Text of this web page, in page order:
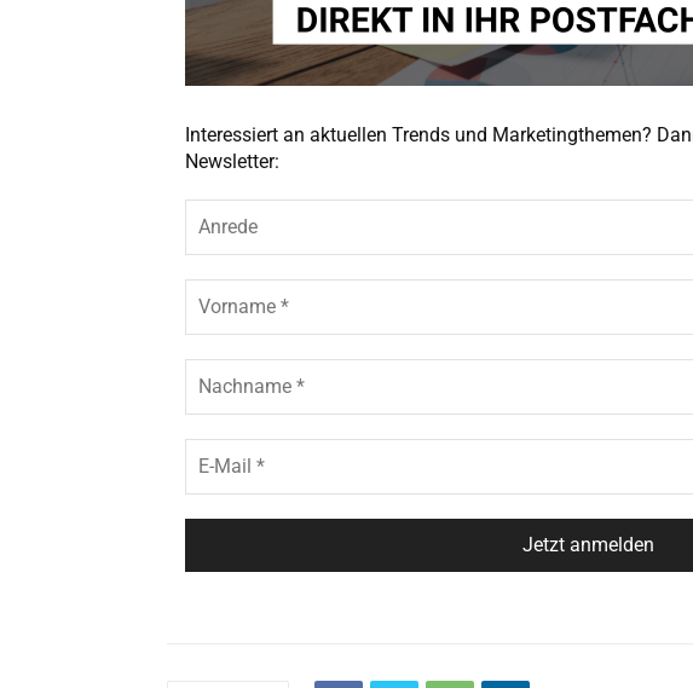
Interessiert an aktuellen Trends und Marketingthemen?
Newsletter: